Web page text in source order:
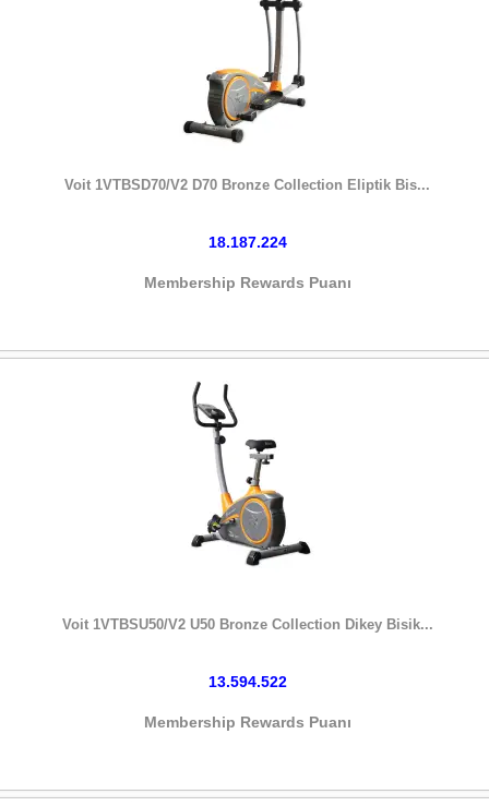
Voit 1VTBSD70/V2 D70 Bronze Collection Eliptik Bis...
18.187.224
Membership Rewards Puanı
Voit 1VTBSU50/V2 U50 Bronze Collection Dikey Bisik...
13.594.522
Membership Rewards Puanı